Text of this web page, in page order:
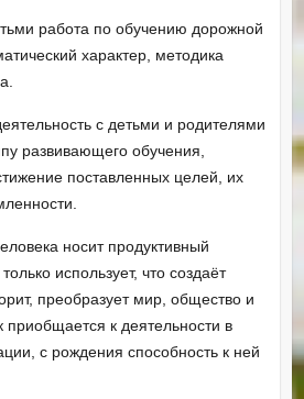
работа по обучению дорожной
характер, методика
с детьми и родителями
развивающего обучения,
поставленных целей, их
носит продуктивный
использует, что создаёт
преобразует мир, общество и
приобщается к деятельности в
с рождения способность к ней